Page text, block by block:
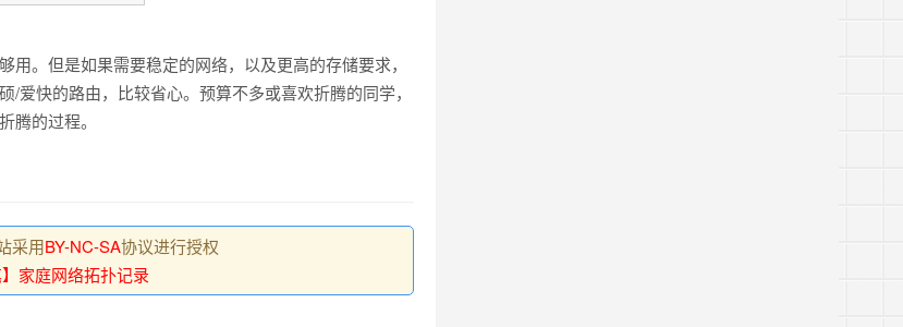
用。但是如果需要稳定的网络，以及更高的存储要求，
爱快的路由，比较省心。预算不多或喜欢折腾的同学，
腾的过程。
采用BY-NC-SA协议进行授权
】家庭网络拓扑记录